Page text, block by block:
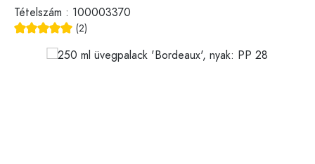
Tételszám : 100003370
(2)